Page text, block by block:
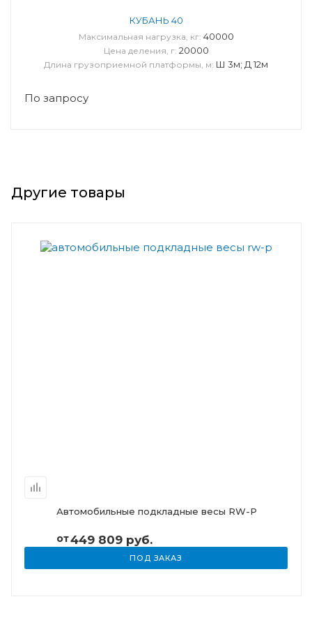
КУБАНЬ 40
Максимальная нагрузка, кг: 40000
Цена деления, г: 20000
Длина грузоприемной платформы, м: Ш 3м; Д 12м
По запросу
Другие товары
Автомобильные подкладные весы RW-P
от449 809 руб.
ПОД ЗАКАЗ